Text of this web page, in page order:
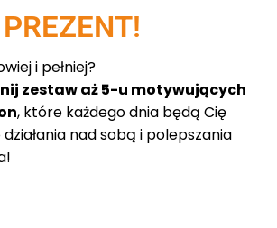
i pełniej?
zestaw aż 5-u motywujących
, które każdego dnia będą Cię
nad sobą i polepszania